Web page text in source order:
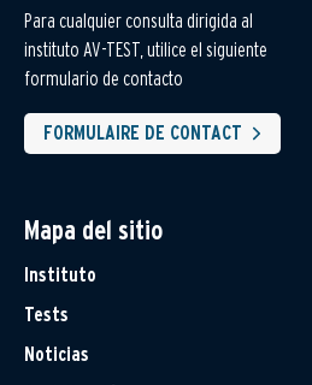
Para cualquier consulta dirigida al
instituto AV-TEST, utilice el siguiente
formulario de contacto
FORMULAIRE DE CONTACT
Mapa del sitio
Instituto
Tests
Noticias